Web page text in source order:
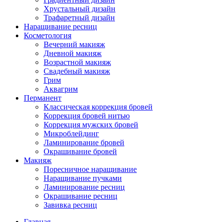
Хрустальный дизайн
Трафаретный дизайн
Наращивание ресниц
Косметология
Вечерний макияж
Дневной макияж
Возрастной макияж
Свадебный макияж
Грим
Аквагрим
Перманент
Классическая коррекция бровей
Коррекция бровей нитью
Коррекция мужских бровей
Микроблейдинг
Ламинирование бровей
Окрашивание бровей
Макияж
Поресничное наращивание
Наращивание пучками
Ламинирование ресниц
Окрашивание ресниц
Завивка ресниц